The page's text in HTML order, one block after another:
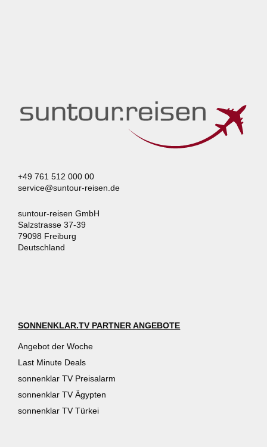
+49 761 512 000 00
service@suntour-reisen.de
suntour-reisen GmbH
Salzstrasse 37-39
79098 Freiburg
Deutschland
SONNENKLAR.TV PARTNER ANGEBOTE
Angebot der Woche
Last Minute Deals
sonnenklar TV Preisalarm
sonnenklar TV Ägypten
sonnenklar TV Türkei